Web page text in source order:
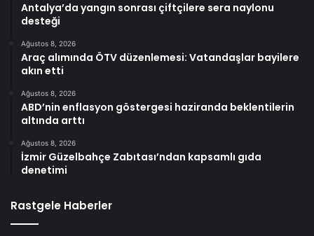
Antalya’da yangın sonrası çiftçilere sera naylonu
desteği
Ağustos 8, 2026
Araç alımında ÖTV düzenlemesi: Vatandaşlar bayilere
akın etti
Ağustos 8, 2026
ABD’nin enflasyon göstergesi haziranda beklentilerin
altında arttı
Ağustos 8, 2026
İzmir Güzelbahçe Zabıtası’ndan kapsamlı gıda
denetimi
Rastgele Haberler